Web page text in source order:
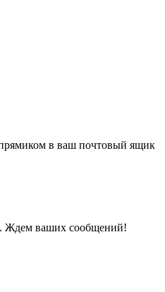
прямиком в ваш почтовый ящик
Ждем ваших сообщений!